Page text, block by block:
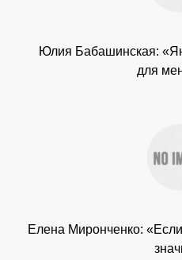
Юлия Бабашинская:
для
Елена Миронченко: